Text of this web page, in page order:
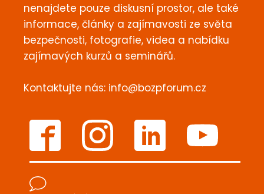
nenajdete pouze diskusní prostor, ale také
informace, články a zajímavosti ze světa
bezpečnosti, fotografie, videa a nabídku
zajímavých kurzů a seminářů.
Kontaktujte nás: info@bozpforum.cz